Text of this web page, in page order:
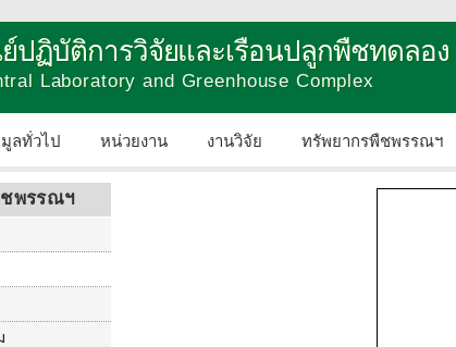
ปฏิบัติการวิจัยและเรือนปลูกพืชทดลอง
Laboratory and Greenhouse Complex
ลทั่วไป หน่วยงาน งานวิจัย ทรัพยากรพืชพรรณฯ
พรรณฯ